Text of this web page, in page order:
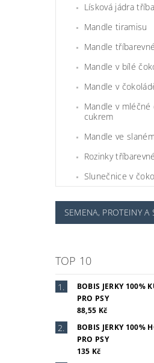
Lísková jádra
Mandle tiramisu
Mandle tříbarevné
Mandle v bílé
Mandle v
Mandle v mléčné
cukrem
Mandle ve
Rozinky tříbarevné
Slunečnice v
SEMENA, PROTEINY A
TOP 10
BOBIS JERKY 100%
PRO PSY
88,55 Kč
BOBIS JERKY 100%
PRO PSY
135 Kč